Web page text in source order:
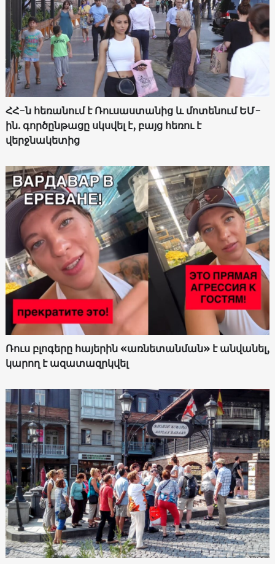
ՀՀ-ն հեռանում է Ռուսաստանից և մոտենում ԵՄ-
ին. գործընթացը սկսվել է, բայց հեռու է
վերջնակետից
Ռուս բլոգերը հայերին «առնետանման» է անվանել,
կարող է ազատազրկվել